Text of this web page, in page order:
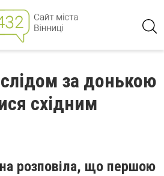
за донькою
східним
розповіла, що першою